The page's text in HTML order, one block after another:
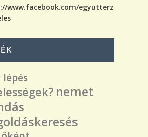
www.facebook.com/egyutterz
lépés
nemet